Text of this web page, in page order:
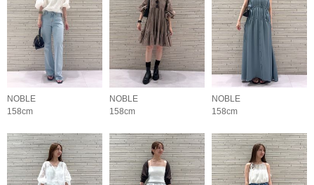
NOBLE
158cm
NOBLE
158cm
NOBLE
158cm